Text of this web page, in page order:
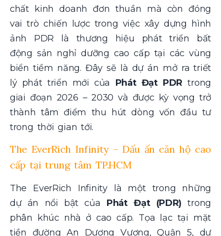
chất kinh doanh đơn thuần mà còn đóng
vai trò chiến lược trong việc xây dựng hình
ảnh PDR là thương hiệu phát triển bất
động sản nghỉ dưỡng cao cấp tại các vùng
biển tiềm năng. Đây sẽ là dự án mở ra triết
lý phát triển mới của Phát Đạt PDR trong
giai đoạn 2026 – 2030 và được kỳ vọng trở
thành tâm điểm thu hút dòng vốn đầu tư
trong thời gian tới.
The EverRich Infinity – Dấu ấn căn hộ cao
cấp tại trung tâm TP.HCM
The EverRich Infinity là một trong những
dự án nổi bật của Phát Đạt (PDR) trong
phân khúc nhà ở cao cấp. Tọa lạc tại mặt
tiền đường An Dương Vương, Quận 5, dự